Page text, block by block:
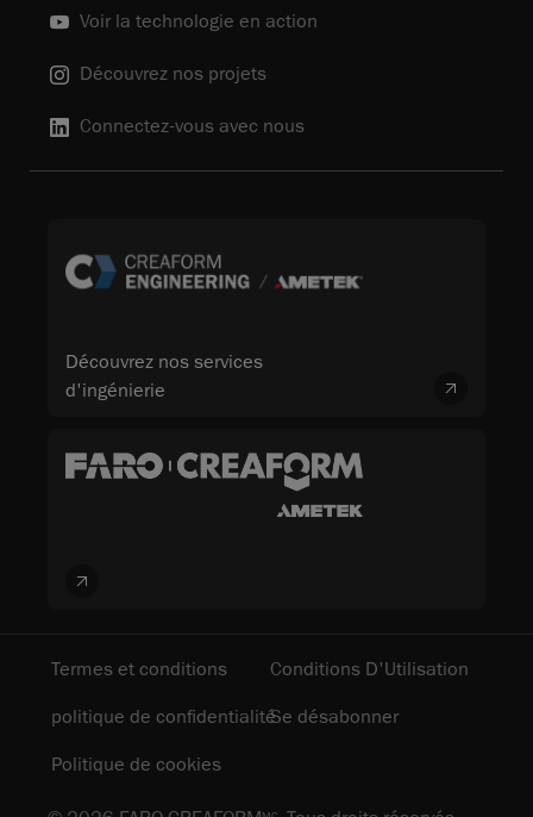
Voir la technologie en action
Découvrez nos projets
Connectez-vous avec nous
Découvrez nos services
d'ingénierie
Termes et conditions
Conditions D'Utilisation
politique de confidentialitéSe désabonner
Politique de cookies